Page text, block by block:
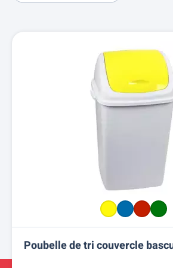
Poubelle de tri couvercle